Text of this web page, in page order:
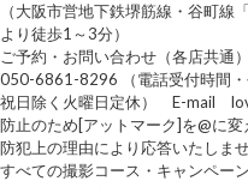
（大阪市営地下鉄堺筋線・谷町線
より徒歩1～3分）
ご予約・お問い合わせ（各店共通）
050-6861-8296 （電話受付時間
祝日除く火曜日定休） E-mail
防止のため[アットマーク]を@に
防犯上の理由により応答いたしませ
すべての撮影コース・キャンペー